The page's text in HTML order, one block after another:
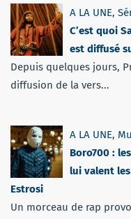
A LA UNE,
C’est quoi
est diffusé
Depuis quelques jours,
diffusion de la vers...
A LA UNE,
Boro700 :
lui valent
Estrosi
Un morceau de rap